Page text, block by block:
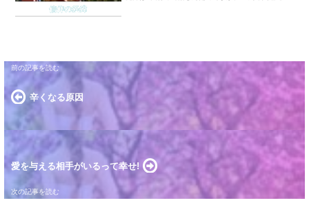
信仰の経緯
辛くなる原因
愛を与える相手がいるって幸せ!